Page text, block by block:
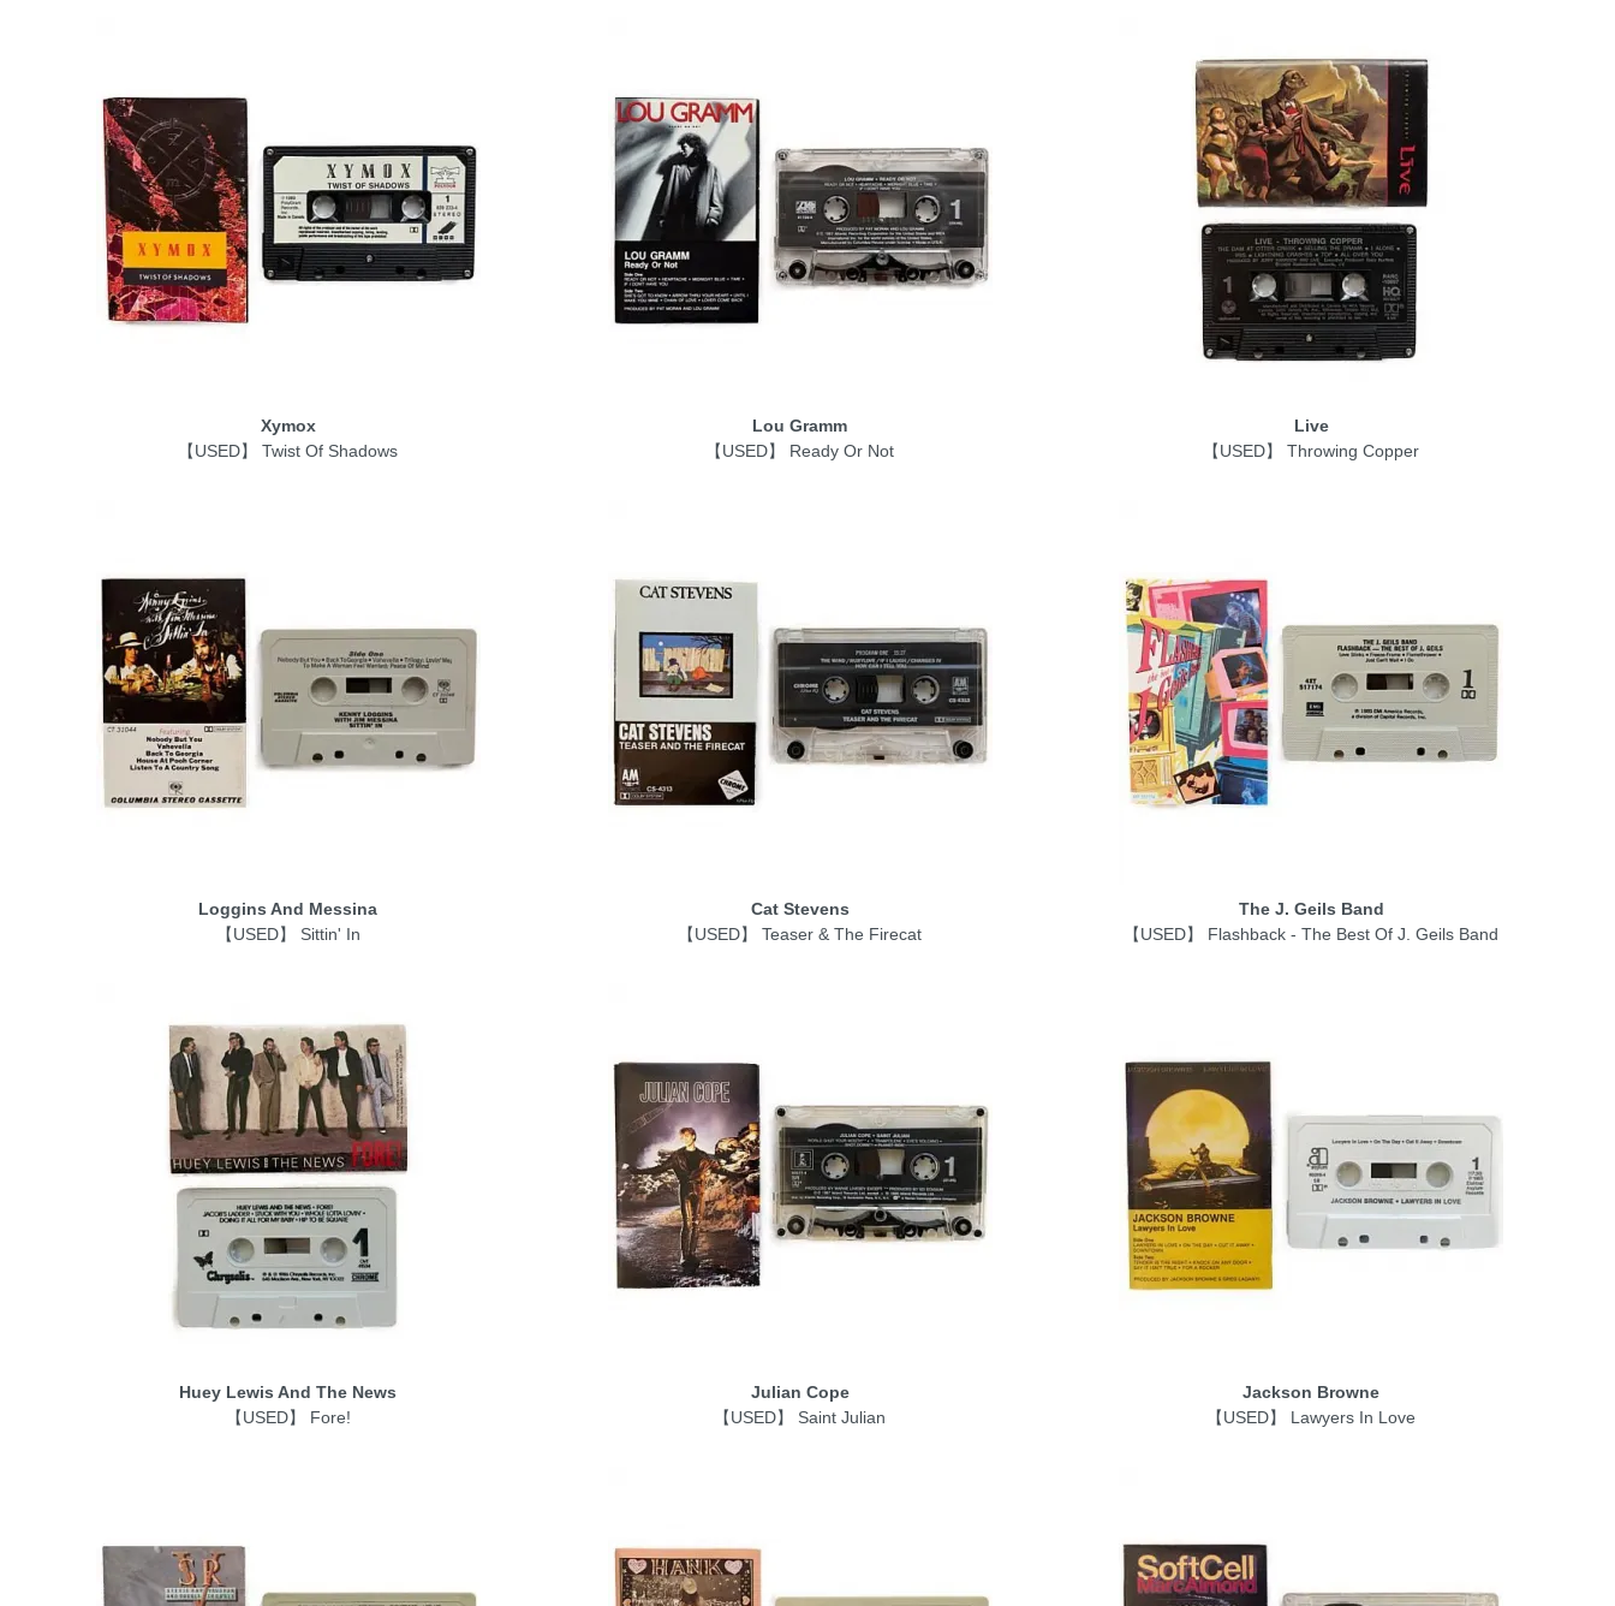
Xymox
【USED】 Twist Of Shadows
Lou Gramm
【USED】 Ready Or Not
Live
【USED】 Throwing Copper
Loggins And Messina
【USED】 Sittin' In
Cat Stevens
【USED】 Teaser & The Firecat
The J. Geils Band
【USED】 Flashback - The Best Of J. Geils Band
Huey Lewis And The News
【USED】 Fore!
Julian Cope
【USED】 Saint Julian
Jackson Browne
【USED】 Lawyers In Love